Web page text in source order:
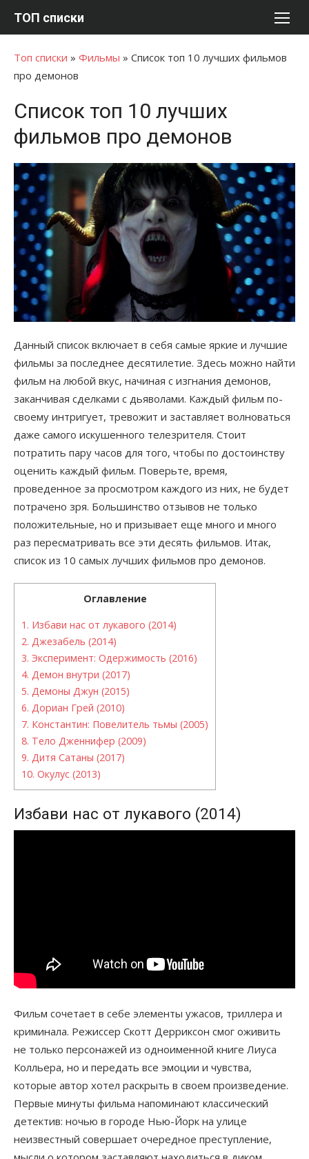
ТОП списки
Топ списки » Фильмы » Список топ 10 лучших фильмов
про демонов
Список топ 10 лучших
фильмов про демонов
Данный список включает в себя самые яркие и лучшие
фильмы за последнее десятилетие. Здесь можно найти
фильм на любой вкус, начиная с изгнания демонов,
заканчивая сделками с дьяволами. Каждый фильм по-
своему интригует, тревожит и заставляет волноваться
даже самого искушенного телезрителя. Стоит
потратить пару часов для того, чтобы по достоинству
оценить каждый фильм. Поверьте, время,
проведенное за просмотром каждого из них, не будет
потрачено зря. Большинство отзывов не только
положительные, но и призывает еще много и много
раз пересматривать все эти десять фильмов. Итак,
список из 10 самых лучших фильмов про демонов.
Оглавление
1. Избави нас от лукавого (2014)
2. Джезабель (2014)
3. Эксперимент: Одержимость (2016)
4. Демон внутри (2017)
5. Демоны Джун (2015)
6. Дориан Грей (2010)
7. Константин: Повелитель тьмы (2005)
8. Тело Дженнифер (2009)
9. Дитя Сатаны (2017)
10. Окулус (2013)
Избави нас от лукавого (2014)
Фильм сочетает в себе элементы ужасов, триллера и
криминала. Режиссер Скотт Дерриксон смог оживить
не только персонажей из одноименной книге Лиуса
Колльера, но и передать все эмоции и чувства,
которые автор хотел раскрыть в своем произведение.
Первые минуты фильма напоминают классический
детектив: ночью в городе Нью-Йорк на улице
неизвестный совершает очередное преступление,